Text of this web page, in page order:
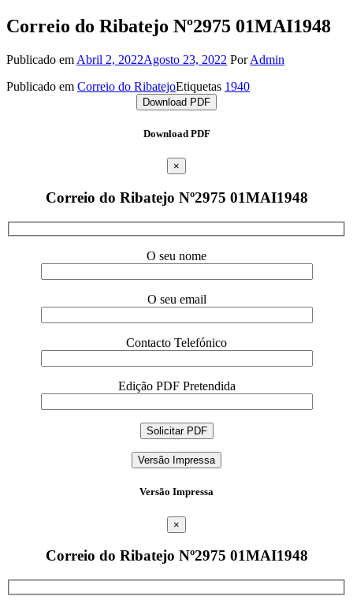
Correio do Ribatejo Nº2975 01MAI1948
Publicado em Abril 2, 2022Agosto 23, 2022 PorAdmin
Publicado em Correio do RibatejoEtiquetas 1940
Download PDF
Download PDF
×
Correio do Ribatejo Nº2975 01MAI1948
O seu nome
O seu email
Contacto Telefónico
Edição PDF Pretendida
Versão Impressa
Versão Impressa
×
Correio do Ribatejo Nº2975 01MAI1948